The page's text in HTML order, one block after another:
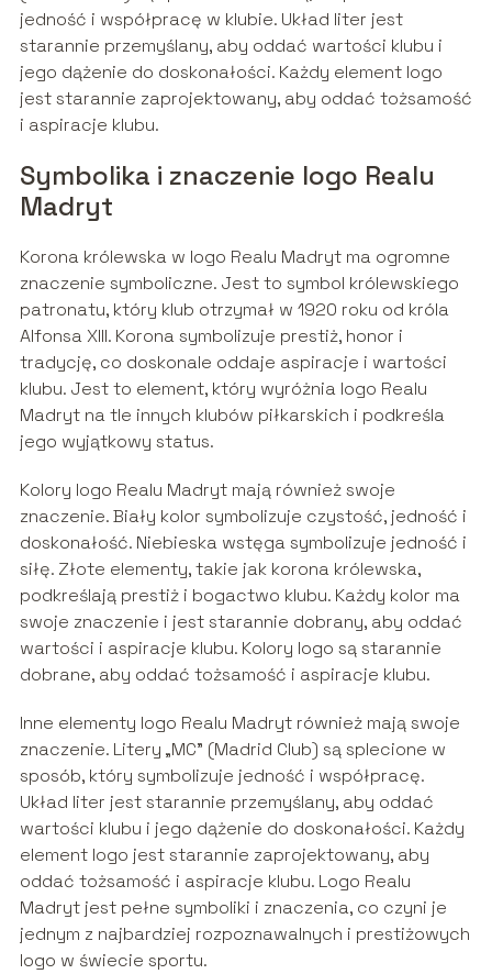
jedność i współpracę w klubie. Układ liter jest
starannie przemyślany, aby oddać wartości klubu i
jego dążenie do doskonałości. Każdy element logo
jest starannie zaprojektowany, aby oddać tożsamość
i aspiracje klubu.
Symbolika i znaczenie logo Realu
Madryt
Korona królewska w logo Realu Madryt ma ogromne
znaczenie symboliczne. Jest to symbol królewskiego
patronatu, który klub otrzymał w 1920 roku od króla
Alfonsa XIII. Korona symbolizuje prestiż, honor i
tradycję, co doskonale oddaje aspiracje i wartości
klubu. Jest to element, który wyróżnia logo Realu
Madryt na tle innych klubów piłkarskich i podkreśla
jego wyjątkowy status.
Kolory logo Realu Madryt mają również swoje
znaczenie. Biały kolor symbolizuje czystość, jedność i
doskonałość. Niebieska wstęga symbolizuje jedność i
siłę. Złote elementy, takie jak korona królewska,
podkreślają prestiż i bogactwo klubu. Każdy kolor ma
swoje znaczenie i jest starannie dobrany, aby oddać
wartości i aspiracje klubu. Kolory logo są starannie
dobrane, aby oddać tożsamość i aspiracje klubu.
Inne elementy logo Realu Madryt również mają swoje
znaczenie. Litery „MC” (Madrid Club) są splecione w
sposób, który symbolizuje jedność i współpracę.
Układ liter jest starannie przemyślany, aby oddać
wartości klubu i jego dążenie do doskonałości. Każdy
element logo jest starannie zaprojektowany, aby
oddać tożsamość i aspiracje klubu. Logo Realu
Madryt jest pełne symboliki i znaczenia, co czyni je
jednym z najbardziej rozpoznawalnych i prestiżowych
logo w świecie sportu.